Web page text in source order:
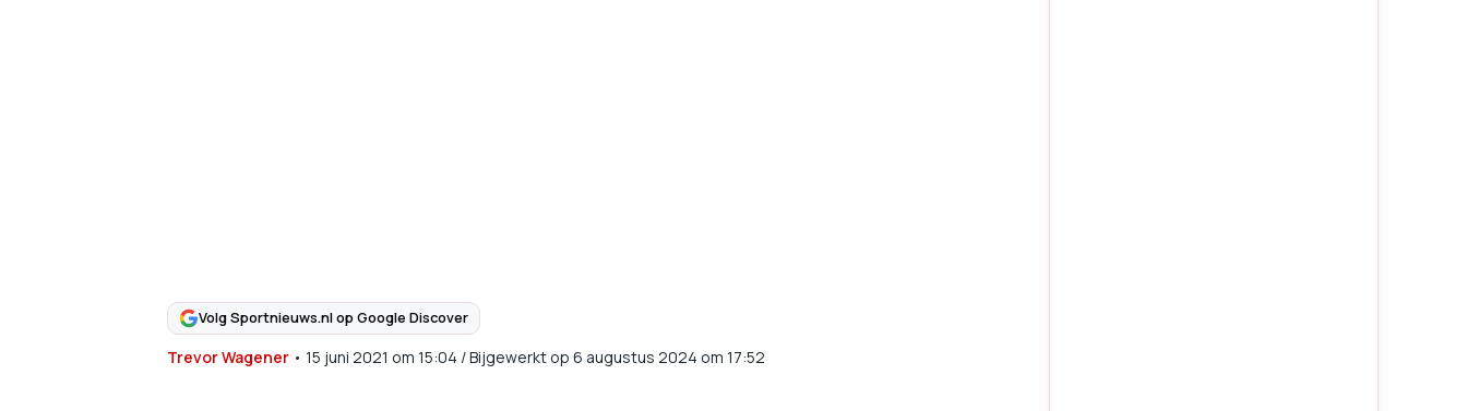
Volg Sportnieuws.nl op Google Discover
Trevor Wagener• 15 juni 2021 om 15:04 /Bijgewerkt op 6 augustus 2024 om 17:52